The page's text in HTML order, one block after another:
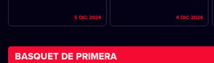
5 DIC 2024 4 DIC 2024
BASQUET DE PRIMERA